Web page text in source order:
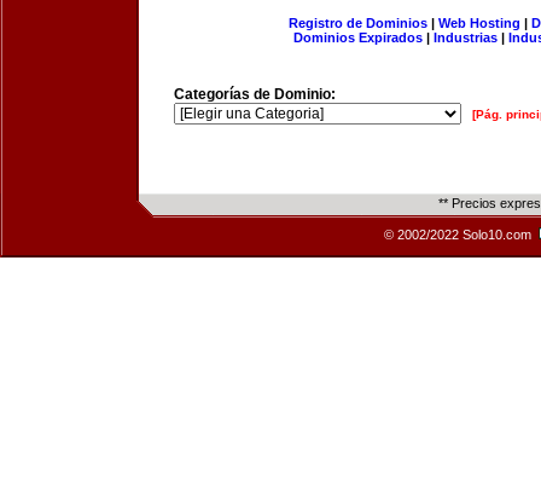
Registro de Dominios| Web Hosting |
Dominios Expirados | Industrias |
Categorías de Dominio:
[Pág.
** Precios
© 2002/2022 Solo10.com